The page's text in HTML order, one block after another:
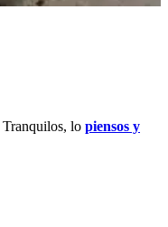
Tranquilos, lo piensos y